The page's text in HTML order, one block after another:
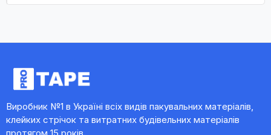
Виробник №1 в Україні всіх видів пакувальних матеріалів,
клейких стрічок та витратних будівельних матеріалів
протягом 15 років.